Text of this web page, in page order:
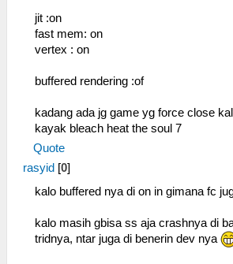
jit :on
fast mem: on
vertex : on
buffered rendering :of
kadang ada jg game yg force close
kayak bleach heat the soul 7
Quote
rasyid [0]
kalo buffered nya di on in gimana fc
kalo masih gbisa ss aja crashnya di
tridnya, ntar juga di benerin dev nya